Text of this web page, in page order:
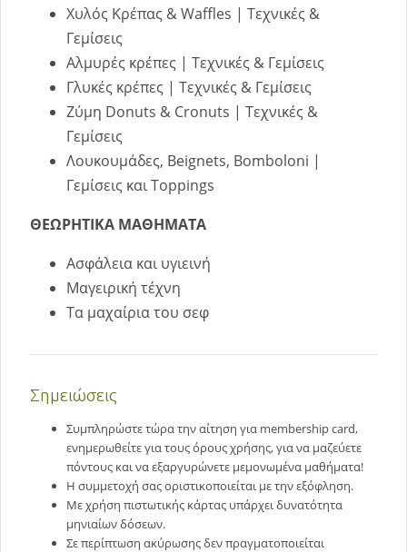
Χυλός Κρέπας & Waffles | Τεχνικές &
Γεμίσεις
Αλμυρές κρέπες | Τεχνικές & Γεμίσεις
Γλυκές κρέπες | Τεχνικές & Γεμίσεις
Ζύμη Donuts & Cronuts | Τεχνικές &
Γεμίσεις
Λουκουμάδες, Beignets, Bomboloni |
Γεμίσεις και Toppings
ΘΕΩΡΗΤΙΚΑ ΜΑΘΗΜΑΤΑ
Ασφάλεια και υγιεινή
Μαγειρική τέχνη
Τα μαχαίρια του σεφ
Σημειώσεις
Συμπληρώστε τώρα την αίτηση για membership card,
ενημερωθείτε για τους όρους χρήσης, για να μαζεύετε
πόντους και να εξαργυρώνετε μεμονωμένα μαθήματα!
Η συμμετοχή σας οριστικοποιείται με την εξόφληση.
Με χρήση πιστωτικής κάρτας υπάρχει δυνατότητα
μηνιαίων δόσεων.
Σε περίπτωση ακύρωσης δεν πραγματοποιείται